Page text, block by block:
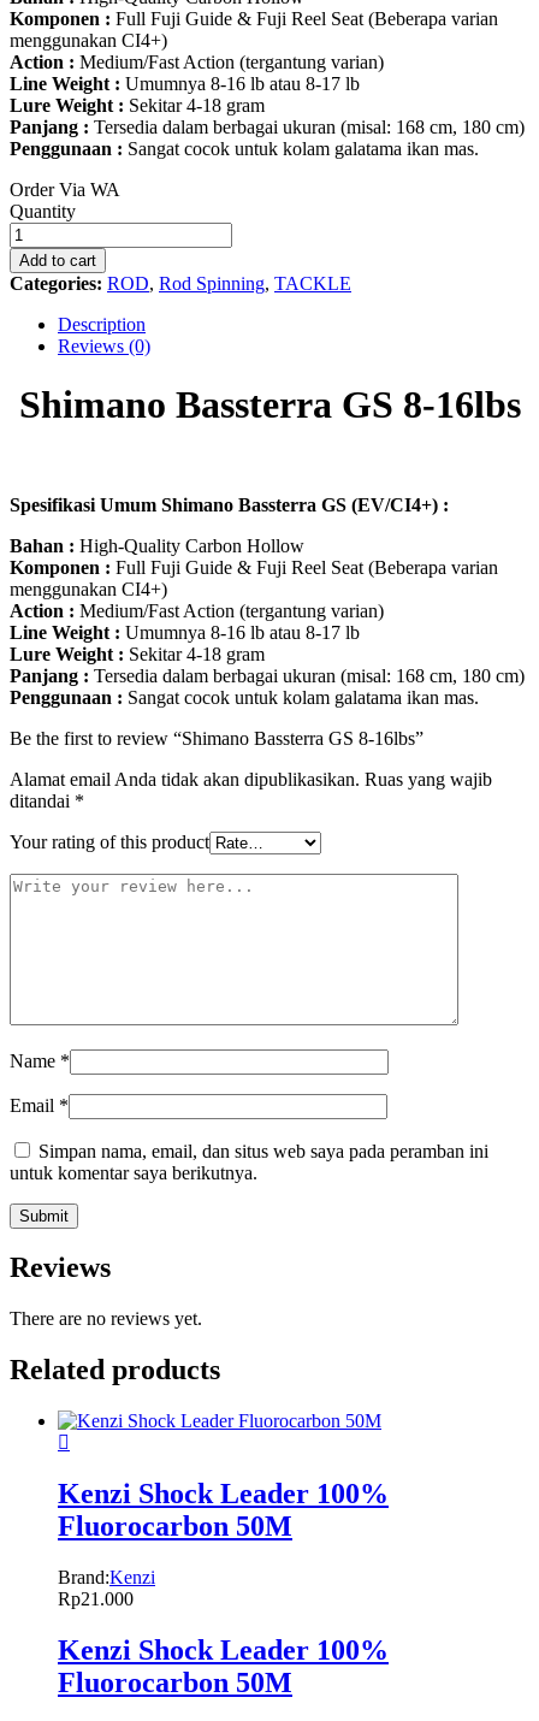
Komponen : Full Fuji Guide & Fuji Reel Seat (Beberapa varian
menggunakan CI4+)
Action : Medium/Fast Action (tergantung varian)
Line Weight : Umumnya 8-16 lb atau 8-17 lb
Lure Weight : Sekitar 4-18 gram
Panjang : Tersedia dalam berbagai ukuran (misal: 168 cm, 180 cm)
Penggunaan : Sangat cocok untuk kolam galatama ikan mas.
Order Via WA
Shimano
Bassterra
GS
8-
16lbs
quantity
Quantity
Add to cart
Categories: ROD, Rod Spinning, TACKLE
Description
Reviews (0)
Shimano Bassterra GS 8-16lbs
Spesifikasi Umum Shimano Bassterra GS (EV/CI4+) :
Bahan : High-Quality Carbon Hollow
Komponen : Full Fuji Guide & Fuji Reel Seat (Beberapa varian
menggunakan CI4+)
Action : Medium/Fast Action (tergantung varian)
Line Weight : Umumnya 8-16 lb atau 8-17 lb
Lure Weight : Sekitar 4-18 gram
Panjang : Tersedia dalam berbagai ukuran (misal: 168 cm, 180 cm)
Penggunaan : Sangat cocok untuk kolam galatama ikan mas.
Be the first to review “Shimano Bassterra GS 8-16lbs”
Alamat email Anda tidak akan dipublikasikan. Ruas yang wajib
ditandai *
Your rating of this product
Name *
Email *
Simpan nama, email, dan situs web saya pada peramban ini
untuk komentar saya berikutnya.
Reviews
There are no reviews yet.
Related products
Kenzi Shock Leader 100%
Fluorocarbon 50M
Brand:Kenzi
Rp21.000
Kenzi Shock Leader 100%
Fluorocarbon 50M